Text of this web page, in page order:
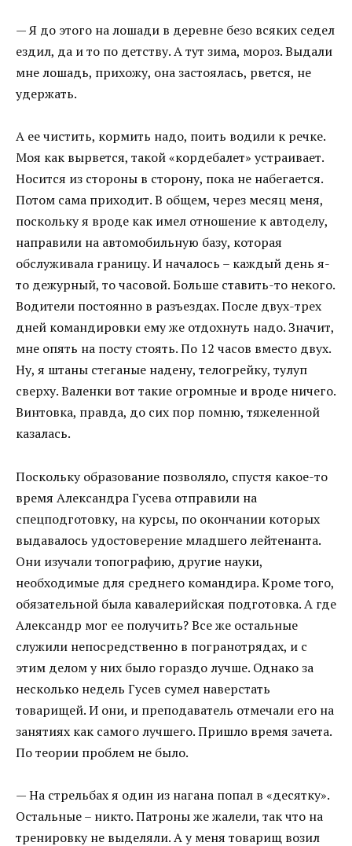
— Я до этого на лошади в деревне безо всяких седел
ездил, да и то по детству. А тут зима, мороз. Выдали
мне лошадь, прихожу, она застоялась, рвется, не
удержать.
А ее чистить, кормить надо, поить водили к речке.
Моя как вырвется, такой «кордебалет» устраивает.
Носится из стороны в сторону, пока не набегается.
Потом сама приходит. В общем, через месяц меня,
поскольку я вроде как имел отношение к автоделу,
направили на автомобильную базу, которая
обслуживала границу. И началось – каждый день я-
то дежурный, то часовой. Больше ставить-то некого.
Водители постоянно в разъездах. После двух-трех
дней командировки ему же отдохнуть надо. Значит,
мне опять на посту стоять. По 12 часов вместо двух.
Ну, я штаны стеганые надену, телогрейку, тулуп
сверху. Валенки вот такие огромные и вроде ничего.
Винтовка, правда, до сих пор помню, тяжеленной
казалась.
Поскольку образование позволяло, спустя какое-то
время Александра Гусева отправили на
спецподготовку, на курсы, по окончании которых
выдавалось удостоверение младшего лейтенанта.
Они изучали топографию, другие науки,
необходимые для среднего командира. Кроме того,
обязательной была кавалерийская подготовка. А где
Александр мог ее получить? Все же остальные
служили непосредственно в погранотрядах, и с
этим делом у них было гораздо лучше. Однако за
несколько недель Гусев сумел наверстать
товарищей. И они, и преподаватель отмечали его на
занятиях как самого лучшего. Пришло время зачета.
По теории проблем не было.
— На стрельбах я один из нагана попал в «десятку».
Остальные – никто. Патроны же жалели, так что на
тренировку не выделяли. А у меня товарищ возил